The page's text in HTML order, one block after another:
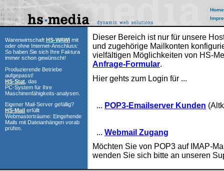
Home
WarenwirtschaftHS-WAWImit
oder ohne Internet-Anschluss:
So haben Sie sich Ihre Faktura
immer schon gewünscht!
Produzierende Betriebe
aufgepasst!
HS-Stat, das
PC-System für Ihre
Maschinenfähigkeits-analysen.
Eigener Mail-Server gefällig?
HS-Mailerfüllt
Webmasterträume: Eingehende
Mails mit Dateianhängen vorab
prüfen.
Dieser Bereich ist nur für unsere
und zugehörige Mailkonten
vielfältigen Möglichkeiten von HS-
Anfrage-Formular.
Hier gehts zum Login für ...
... POP3-Emailserver Kunden
... Webmail Zugang
Möchten Sie von POP3 auf IMAP-
wenden Sie sich bitte an unseren